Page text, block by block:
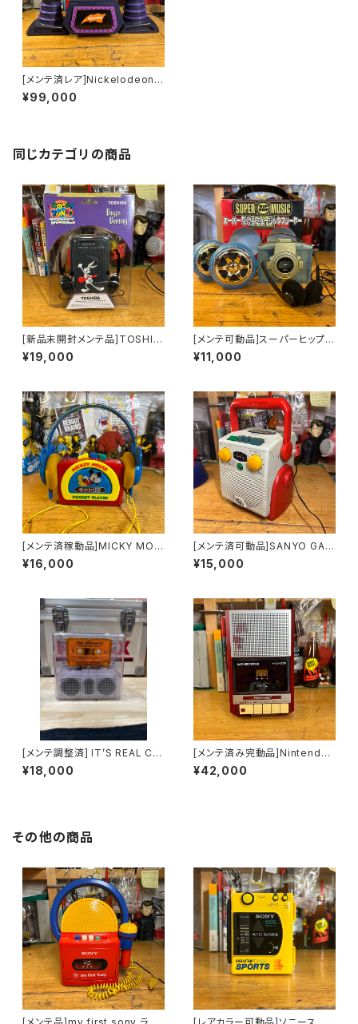
[メンテ済レア]Nickelodeon B
last Box N8000 ステレオラジ
カセ
¥99,000
同じカテゴリの商品
[新品未開封メンテ品]TOSHIB
A LOONEYTUNESラジオカセ
ットプレーヤー ヘッドホン付
¥19,000
[メンテ可動品]スーパーヒップホ
ップミュージックプレーヤー 全
ての機能可動します
¥11,000
[メンテ済稼動品]MICKY MOU
SE POCKET PLAYER カセット
プレーヤー
¥16,000
[メンテ済可動品]SANYO GAK
KEN モノラルカセットプレーヤ
ー MR-05
¥15,000
[メンテ調整済] IT’S REAL Ca
ssette Player from NINM la
b
¥18,000
[メンテ済み完動品]Nintendo
モノラルスピーカーカセットレコ
ーダー
¥42,000
その他の商品